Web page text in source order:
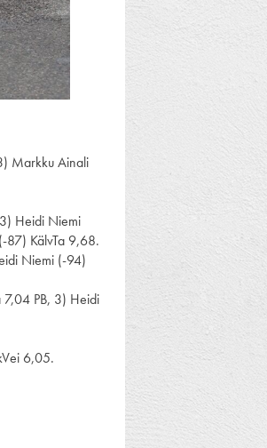
Markku Ainali
Heidi Niemi
87) KälvTa 9,68.
Niemi (-94)
PB, 3) Heidi
6,05.